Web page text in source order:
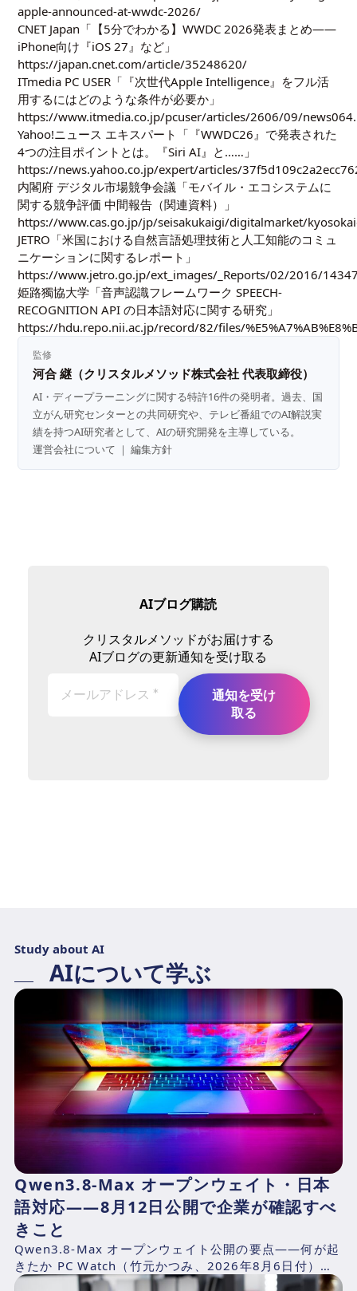
apple-announced-at-wwdc-2026/
CNET Japan「【5分でわかる】WWDC 2026発表まとめ——
iPhone向け『iOS 27』など」
https://japan.cnet.com/article/35248620/
ITmedia PC USER「『次世代Apple Intelligence』をフル活
用するにはどのような条件が必要か」
https://www.itmedia.co.jp/pcuser/articles/2606/09/
Yahoo!ニュース エキスパート「『WWDC26』で発表された
4つの注目ポイントとは。『Siri AI』と……」
https://news.yahoo.co.jp/expert/articles/
内閣府 デジタル市場競争会議「モバイル・エコシステムに
関する競争評価 中間報告（関連資料）」
https://www.cas.go.jp/jp/seisakukaigi/digitalmarket/
JETRO「米国における自然言語処理技術と人工知能のコミュ
ニケーションに関するレポート」
https://www.jetro.go.jp/ext_images/_Reports/02/2016/
姫路獨協大学「音声認識フレームワーク SPEECH-
RECOGNITION API の日本語対応に関する研究」
https://hdu.repo.nii.ac.jp/record/82/files/
監修
河合 継（クリスタルメソッド株式会社 代表取締役）
AI・ディープラーニングに関する特許16件の発明者。過去、国
立がん研究センターとの共同研究や、テレビ番組でのAI解説実
績を持つAI研究者として、AIの研究開発を主導している。
運営会社について ｜編集方針
AIブログ購読
クリスタルメソッドがお届けする
AIブログの更新通知を受け取る
Study about AI
AIについて学ぶ
Qwen3.8-Max オープンウェイト・日本
語対応——8月12日公開で企業が確認すべ
きこと
Qwen3.8-Max オープンウェイト公開の要点——何が起
きたか PC Watch（竹元かつみ、2026年8月6日付）の
報道によれば、AlibabaのQwen...